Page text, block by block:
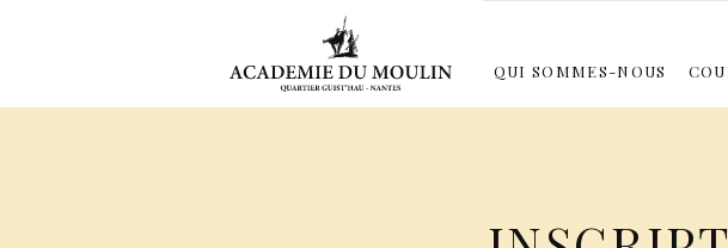
Académie
Ateliers
d'arts
QUI SOMMES-NOUS